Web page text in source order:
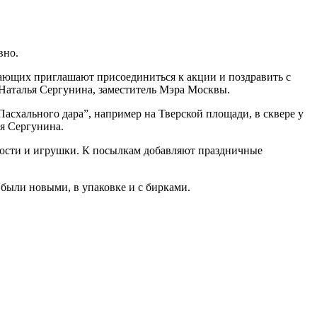
приглашают присоединиться к акции и поздравить с
Сергунина, заместитель Мэра Москвы.
дара”, например на Тверской площади, в сквере у
Сергунина.
и игрушки. К посылкам добавляют праздничные
новыми, в упаковке и с бирками.